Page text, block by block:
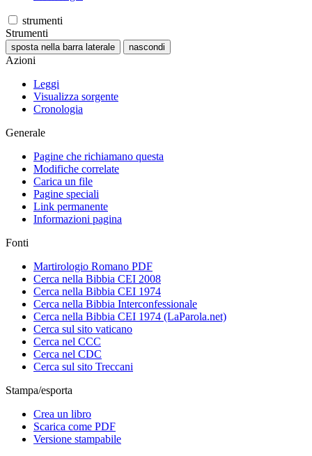
strumenti
Strumenti
sposta nella barra laterale nascondi
Azioni
Leggi
Visualizza sorgente
Cronologia
Generale
Pagine che richiamano questa
Modifiche correlate
Carica un file
Pagine speciali
Link permanente
Informazioni pagina
Fonti
Martirologio Romano PDF
Cerca nella Bibbia CEI 2008
Cerca nella Bibbia CEI 1974
Cerca nella Bibbia Interconfessionale
Cerca nella Bibbia CEI 1974 (LaParola.net)
Cerca sul sito vaticano
Cerca nel CCC
Cerca nel CDC
Cerca sul sito Treccani
Stampa/esporta
Crea un libro
Scarica come PDF
Versione stampabile